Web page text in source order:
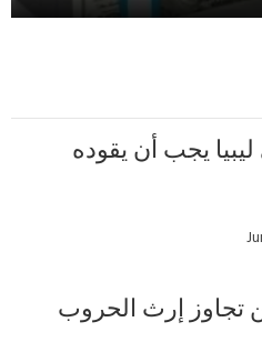
يجب أن يقوده
تجاوز إرث الحروب